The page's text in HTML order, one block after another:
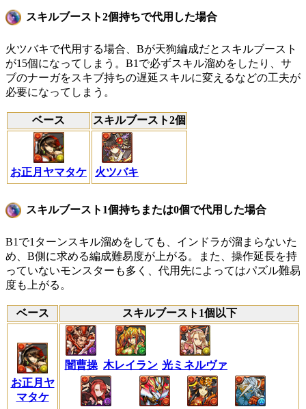
スキルブースト2個持ちで代用した場合
火ツバキで代用する場合、Bが天狗編成だとスキルブースト
が15個になってしまう。B1で必ずスキル溜めをしたり、サ
ブのナーガをスキブ持ちの遅延スキルに変えるなどの工夫が
必要になってしまう。
ベース スキルブースト2個
お正月ヤマタケ 火ツバキ
スキルブースト1個持ちまたは0個で代用した場合
B1で1ターンスキル溜めをしても、インドラが溜まらないた
め、B側に求める編成難易度が上がる。また、操作延長を持
っていないモンスターも多く、代用先によってはパズル難易
度も上がる。
ベース スキルブースト1個以下
お正月ヤ
マタケ
闇曹操 木レイラン 光ミネルヴァ